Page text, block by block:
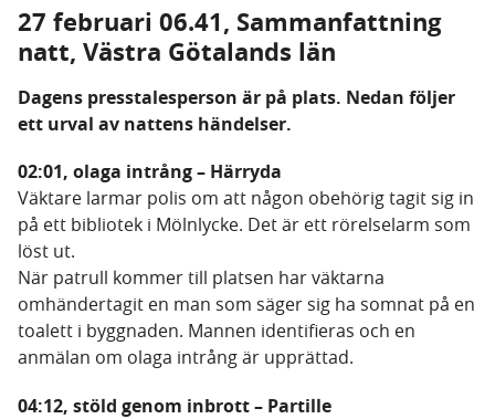
27 februari 06.41, Sammanfattning
natt, Västra Götalands län
Dagens presstalesperson är på plats. Nedan följer
ett urval av nattens händelser.
02:01, olaga intrång – Härryda
Väktare larmar polis om att någon obehörig tagit sig in
på ett bibliotek i Mölnlycke. Det är ett rörelselarm som
löst ut.
När patrull kommer till platsen har väktarna
omhändertagit en man som säger sig ha somnat på en
toalett i byggnaden. Mannen identifieras och en
anmälan om olaga intrång är upprättad.
04:12, stöld genom inbrott – Partille